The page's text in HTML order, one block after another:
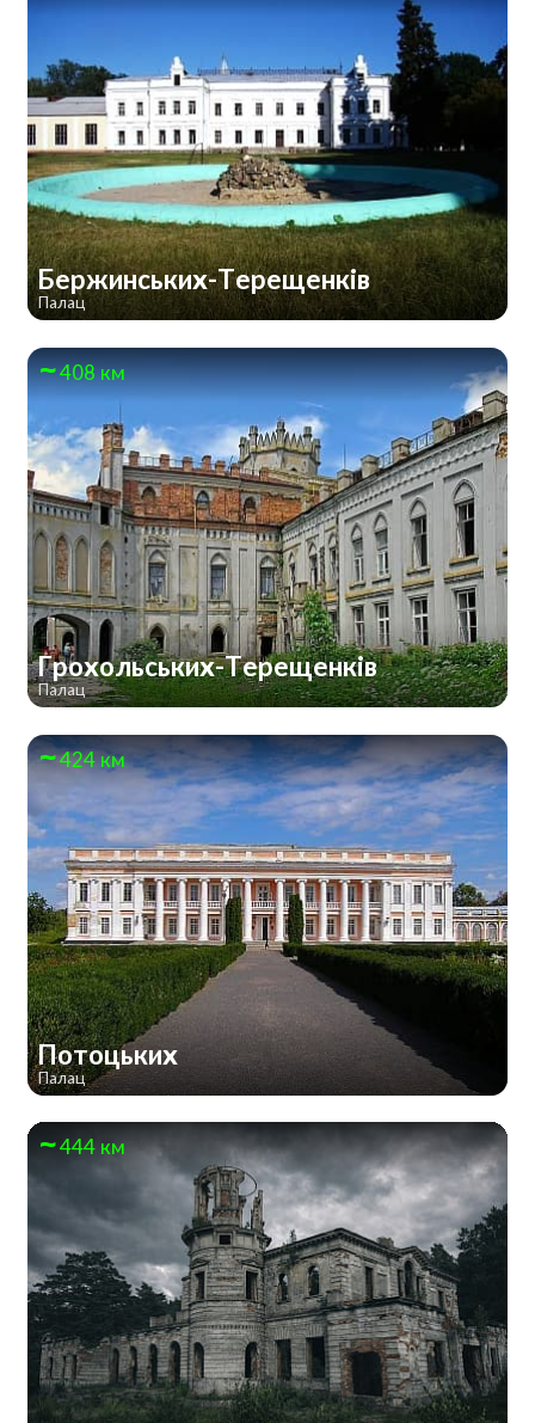
Бержинських-Терещенків
Палац
408 км
Грохольських-Терещенків
Палац
424 км
Потоцьких
Палац
444 км